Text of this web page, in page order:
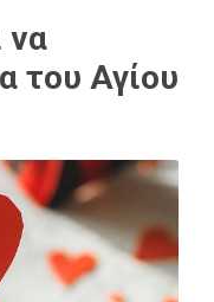
να
του Αγίου